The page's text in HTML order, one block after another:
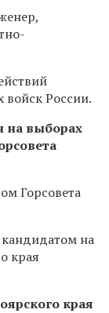
войск России.
на выборах
Горсовета
на
края
края